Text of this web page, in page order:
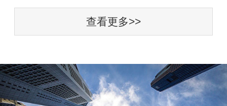
查看更多>>